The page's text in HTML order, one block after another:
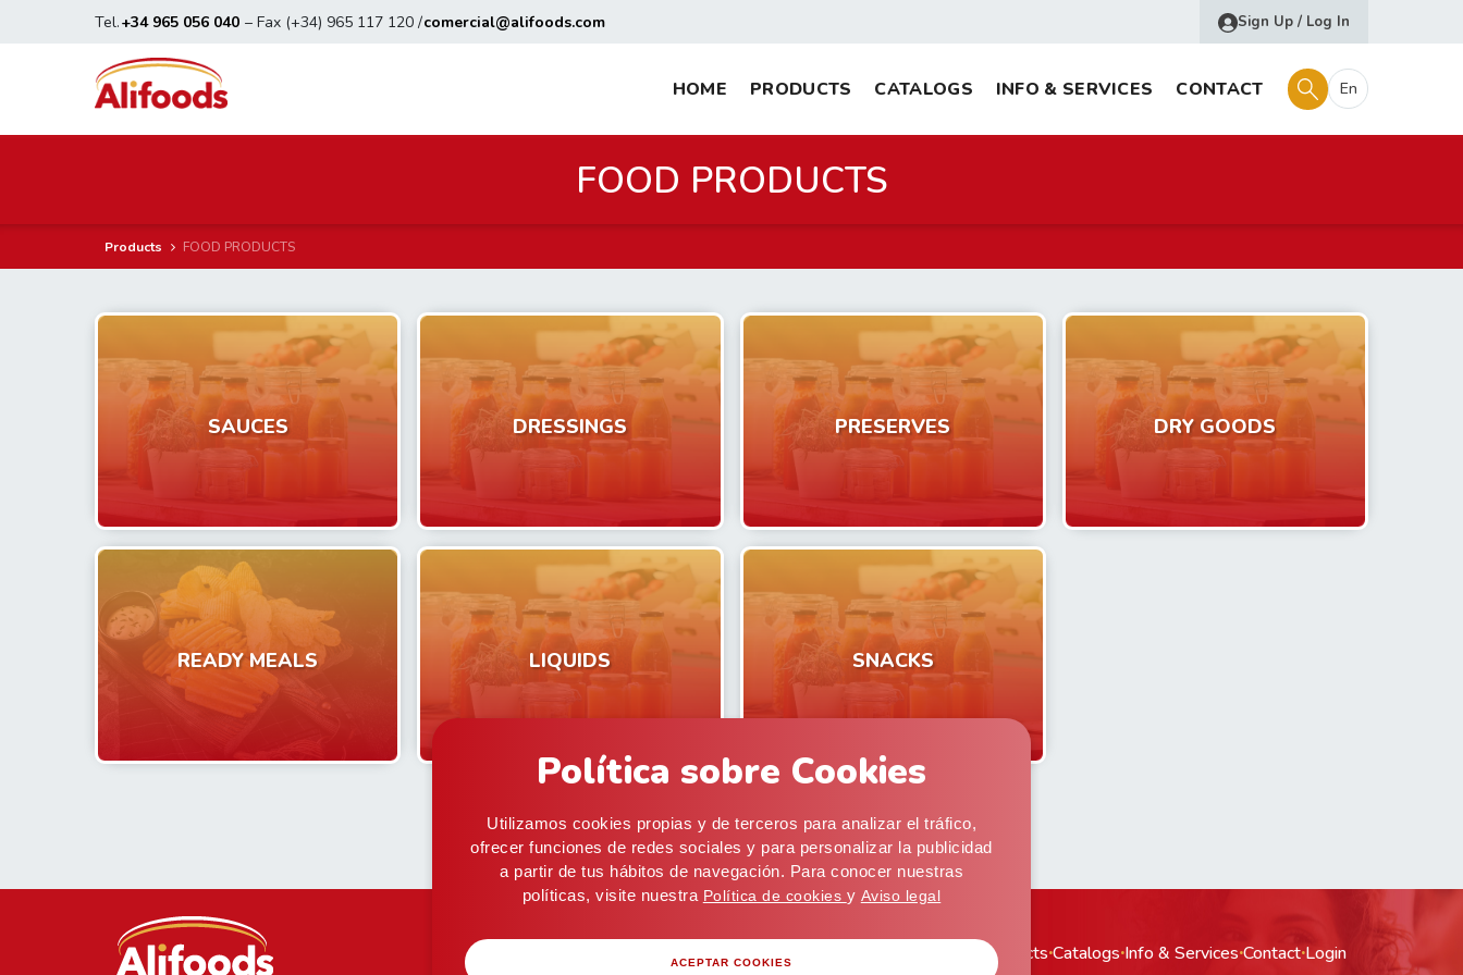
Política sobre Cookies
Utilizamos cookies propias y de terceros para analizar el tráfico,
ofrecer funciones de redes sociales y para personalizar la publicidad
a partir de tus hábitos de navegación. Para conocer nuestras
políticas, visite nuestra Política de cookies y Aviso legal
ACEPTAR COOKIES
Tel.+34 965 056 040 – Fax (+34) 965 117 120 /comercial@alifoods.com Sign Up / Log In
HOME PRODUCTS CATALOGS INFO & SERVICES CONTACT En
FOOD PRODUCTS
Products FOOD PRODUCTS
SAUCES DRESSINGS PRESERVES DRY GOODS
READY MEALS LIQUIDS SNACKS
Products·Catalogs·Info & Services·Contact·Login